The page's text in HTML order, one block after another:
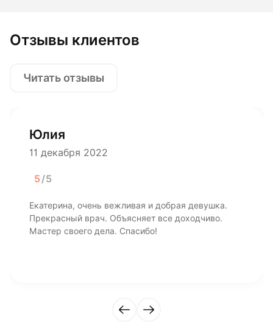
Отзывы клиентов
Читать отзывы
Юлия
11 декабря 2022
5/5
Екатерина, очень вежливая и добрая девушка.
Прекрасный врач. Объясняет все доходчиво.
Мастер своего дела. Спасибо!